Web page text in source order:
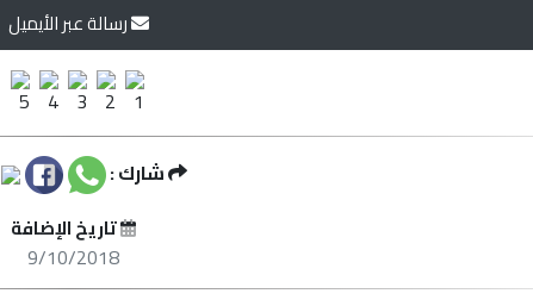
رسالة عبر الأيميل
شارك :
تاريخ الإضافة
9/10/2018